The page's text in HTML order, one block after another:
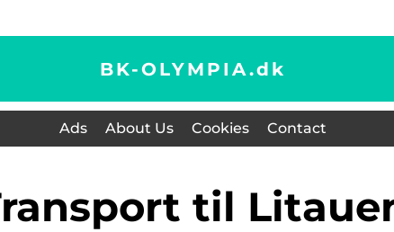
BK-OLYMPIA.dk
Ads About Us Cookies Contact
transport til